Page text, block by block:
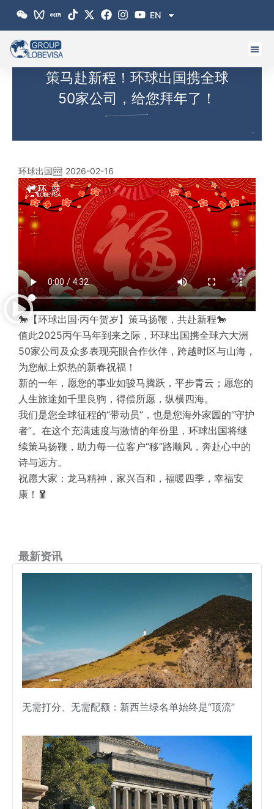
EN
策马赴新程！环球出国携全球
50家公司，给您拜年了！
环球出国 2026-02-16
🐎【环球出国·丙午贺岁】策马扬鞭，共赴新程🐎
值此2025丙午马年到来之际，环球出国携全球六大洲
50家公司及众多表现亮眼合作伙伴，跨越时区与山海，
为您献上炽热的新春祝福！
新的一年，愿您的事业如骏马腾跃，平步青云；愿您的
人生旅途如千里良驹，得偿所愿，纵横四海。
我们是您全球征程的“带动 员”，也是您海外家园的“守护
者”。在这个充满速度与激情的年份里，环球出国将继
续策马扬鞭，助力每一位客户“移”路顺风，奔赴心中的
诗与远方。
祝愿大家：龙马精神，家兴百和，福暖四季，幸福安
康！🧧
最新资讯
无需打分、无需配额：新西兰绿名单始终是“顶流”